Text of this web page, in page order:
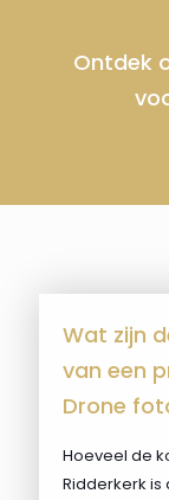
Ontdek
Wat zijn
van een
Drone
Hoeveel de
Ridderkerk is